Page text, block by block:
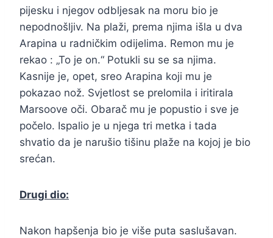
pijesku i njegov odbljesak na moru bio je
nepodnošljiv. Na plaži, prema njima išla u dva
Arapina u radničkim odijelima. Remon mu je
rekao : „To je on.“ Potukli su se sa njima.
Kasnije je, opet, sreo Arapina koji mu je
pokazao nož. Svjetlost se prelomila i iritirala
Marsoove oči. Obarač mu je popustio i sve je
počelo. Ispalio je u njega tri metka i tada
shvatio da je narušio tišinu plaže na kojoj je bio
srećan.
Drugi dio:
Nakon hapšenja bio je više puta saslušavan.